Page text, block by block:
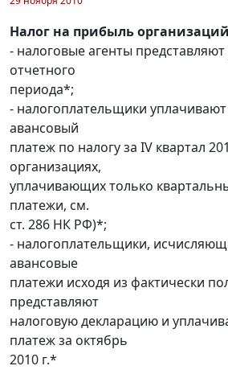
Налог на прибыль
- налоговые агенты
отчетного
периода*;
- налогоплательщики
авансовый
платеж по налогу за IV квартал
организациях,
уплачивающих только
платежи, см.
ст. 286 НК РФ)*;
- налогоплательщики,
авансовые
платежи исходя из фактически
представляют
налоговую декларацию и
платеж за октябрь
2010 г.*